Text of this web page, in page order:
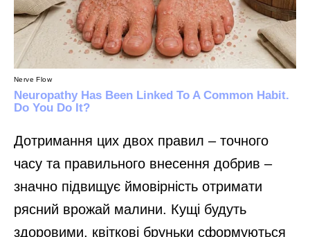
Дотримання цих двох правил – точного
часу та правильного внесення добрив –
значно підвищує ймовірність отримати
рясний врожай малини. Кущі будуть
здоровими, квіткові бруньки сформуються